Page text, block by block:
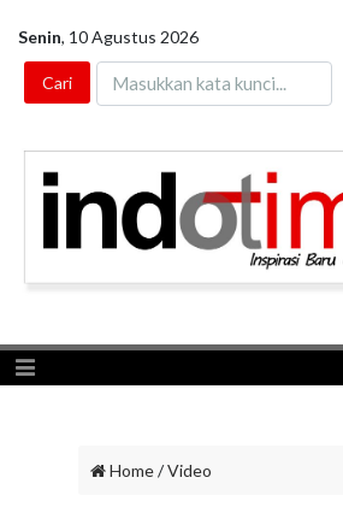
Senin, 10 Agustus 2026
Toggle navigation
Home/Video